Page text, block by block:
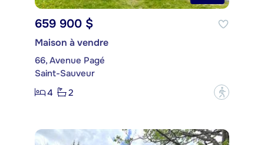
659 900 $
Maison à vendre
66, Avenue Pagé
Saint-Sauveur
4
2 ?